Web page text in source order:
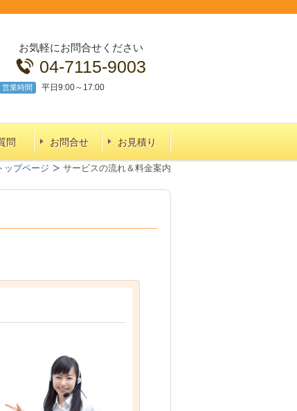
お気軽にお問合せください
04-7115-9003
営業時間 平日9:00～17:00
問 お問合せ お見積り
ップページ サービスの流れ＆料金案内